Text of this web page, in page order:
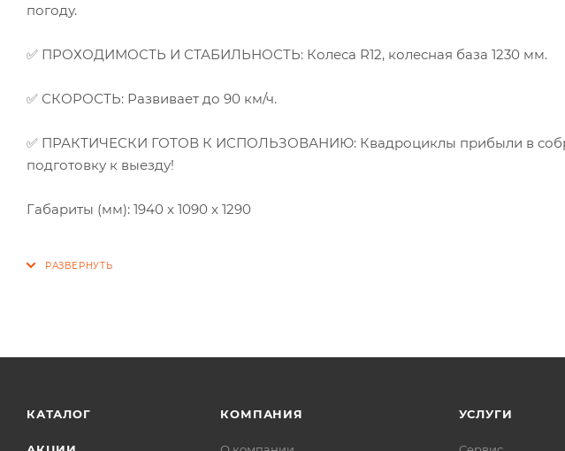
погоду.
✅ ПРОХОДИМОСТЬ И СТАБИЛЬНОСТЬ: Колеса R12, колесная база 1230 мм.
✅ СКОРОСТЬ: Развивает до 90 км/ч.
✅ ПРАКТИЧЕСКИ ГОТОВ К ИСПОЛЬЗОВАНИЮ: Квадроциклы прибыли в
подготовку к выезду!
Габариты (мм): 1940 x 1090 x 1290
КАТАЛОГ КОМПАНИЯ УСЛУГИ